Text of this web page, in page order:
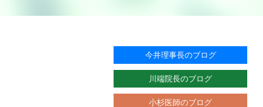
今井理事長のブログ
川端院長のブログ
小杉医師のブログ